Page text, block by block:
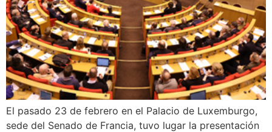
El pasado 23 de febrero en el Palacio de Luxemburgo,
sede del Senado de Francia, tuvo lugar la presentación